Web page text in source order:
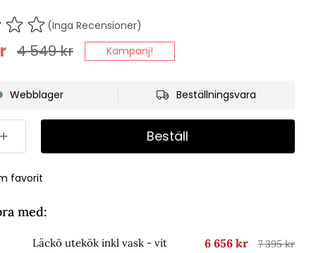
(Inga Recensioner)
4 549kr Kampanj!
Webblager Beställningsvara
Beställ
favorit
med:
Läckö utekök inkl vask - vit 6 656 kr 7 395 kr